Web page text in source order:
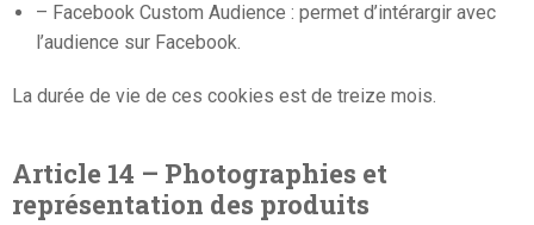
– Facebook Custom Audience : permet d’intérargir avec
l’audience sur Facebook.
La durée de vie de ces cookies est de treize mois.
Article 14 – Photographies et
représentation des produits